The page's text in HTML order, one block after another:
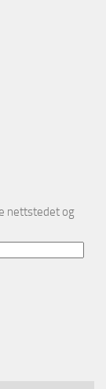
nettstedet og